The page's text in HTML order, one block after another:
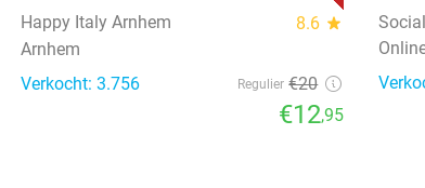
Happy Italy Arnhem 8.6 star
Arnhem
Verkocht: 3.756
Regulier €20
€12,95